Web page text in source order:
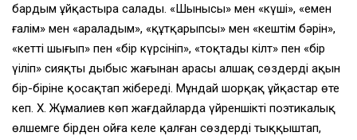
бардым ұйқастыра салады. «Шынысы» мен «күші», «емен
ғалім» мен «араладым», «құтқарыпсың» мен «кештім бәрін»,
«кетті шығып» пен «бір күрсініп», «тоқтады кілт» пен «бір
үңіліп» сияқты дыбыс жағынан арасы алшақ сөздерді ақын
бір-біріне қосақтап жібереді. Мұндай шорқақ ұйқастар өте
кеп. X. Жұмалиев көп жағдайларда үйреншікті поэтикалық
өлшемге бірден ойға келе қалған сөздерді тыққыштап,